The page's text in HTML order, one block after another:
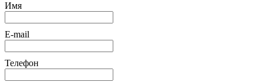
Имя
E-mail
Телефон